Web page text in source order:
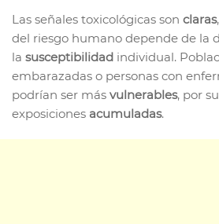
Las señales toxicológicas son claras
del riesgo humano depende de la
la susceptibilidad individual.
embarazadas o personas con
podrían ser más vulnerables, por
exposiciones acumuladas.